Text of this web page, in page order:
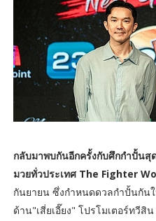
กลับมาพบกันอีกครั้งกับศึกกำปั้น
มวยทั่วประเทศ The Fighter
กันยายน ซึ่งกำหนดดวลกำปั้นกัน
ด้าน"เสี่ยเอี๊ยง" โปรโมเตอร์ทวี